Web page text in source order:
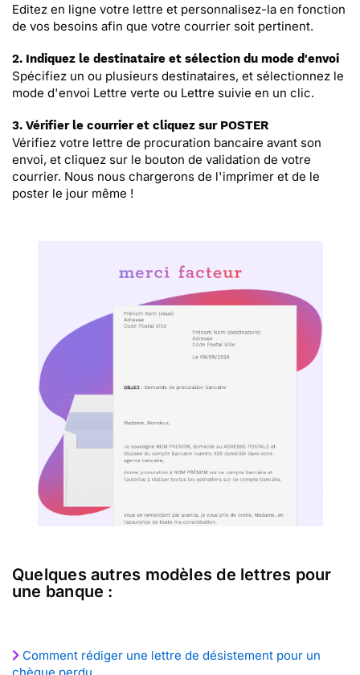
Editez en ligne votre lettre et personnalisez-la en fonction
de vos besoins afin que votre courrier soit pertinent.
2. Indiquez le destinataire et sélection du mode d'envoi
Spécifiez un ou plusieurs destinataires, et sélectionnez le
mode d'envoi Lettre verte ou Lettre suivie en un clic.
3. Vérifier le courrier et cliquez sur POSTER
Vérifiez votre lettre de procuration bancaire avant son
envoi, et cliquez sur le bouton de validation de votre
courrier. Nous nous chargerons de l'imprimer et de le
poster le jour même !
Quelques autres modèles de lettres pour
une banque :
Comment rédiger une lettre de désistement pour un